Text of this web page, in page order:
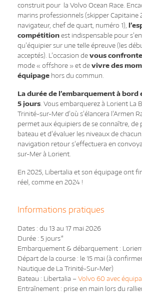
construit pour la Volvo Ocean Race.
marins professionnels (skipper Capitaine
navigateur, chef de quart, numéro 1),
compétitionest indispensable pour
qu’équipier sur une telle épreuve (les
acceptés). L’occasion devous
mode « offshore » et devivre des
équipage hors du commun.
La durée de l’embarquement à bord
5 jours. Vous embarquerez à Lorient La
Trinité-sur-Mer d’où s’élancera l’Armen
permet aux équipiers de se connaître, de
bateau et d’évaluer les niveaux de
navigation retour s’effectuera en
sur-Mer à Lorient.
En 2025, Libertalia et son équipage ont
réel, comme en 2024 !
Informations pratiques
Dates : du 13 au 17 mai 2026
Durée : 5 jours*
Embarquement & débarquement :
Départ de la course : le 15 mai (à
Nautique de La Trinité-Sur-Mer)
Bateau : Libertalia – Volvo 60 avec
Entraînement : prise en main lors du